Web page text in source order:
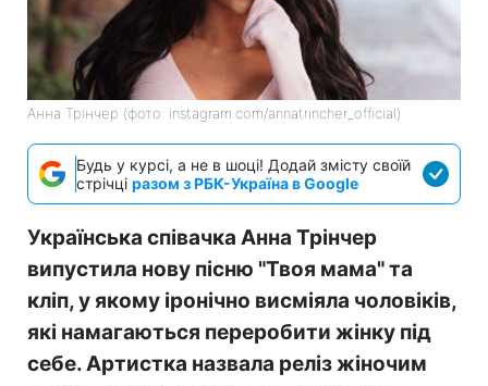
Анна Трінчер (фото: instagram.com/annatrincher_official)
Будь у курсі, а не в шоці! Додай змісту своїй
стрічці разом з РБК-Україна в Google
Українська співачка Анна Трінчер
випустила нову пісню "Твоя мама" та
кліп, у якому іронічно висміяла чоловіків,
які намагаються переробити жінку під
себе. Артистка назвала реліз жіночим